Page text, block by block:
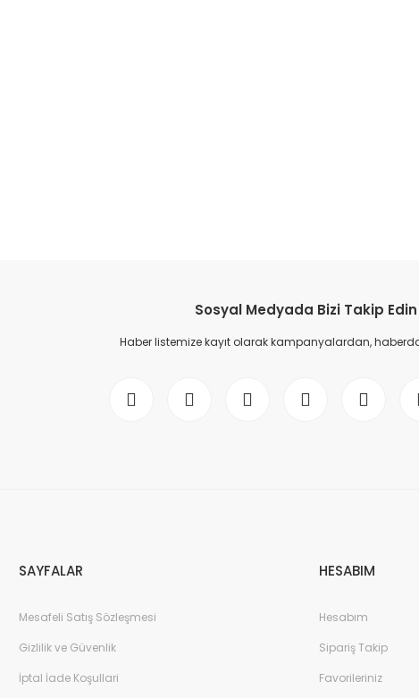
Sosyal Medyada Bizi Takip Edin
Haber listemize kayıt olarak kampanyalardan,
SAYFALAR
Mesafeli Satış Sözleşmesi
Gizlilik ve Güvenlik
İptal İade Koşullari
HESABIM
Hesabım
Sipariş Takip
Favorileriniz